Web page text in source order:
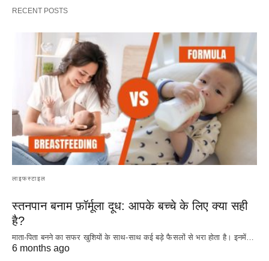
RECENT POSTS
लाइफस्टाइल
स्तनपान बनाम फ़ॉर्मूला दूध: आपके बच्चे के लिए क्या सही
है?
माता-पिता बनने का सफर खुशियों के साथ-साथ कई बड़े फैसलों से भरा होता है। इनमें…
6 months ago